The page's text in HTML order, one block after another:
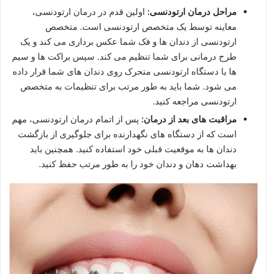
مراحل درمان ارتودنسی: اولین قدم در درمان ارتودنسی،
معاینه توسط یک متخصص ارتودنسی است. متخصص
ارتودنسی از دندان ها و فک شما عکس برداری می کند و یک
طرح درمانی برای شما تنظیم می کند. سپس براکت ها و سیم
ها یا دستگاه ارتودنسی متحرک روی دندان های شما قرار داده
می شود. شما باید به طور مرتب برای تنظیمات به متخصص
ارتودنسی مراجعه کنید.
مراقبت های بعد از درمان: پس از اتمام درمان ارتودنسی، مهم
است که از دستگاه های نگهدارنده برای جلوگیری از بازگشت
دندان ها به موقعیت قبلی خود استفاده کنید. همچنین باید
بهداشت دهان و دندان خود را به طور مرتب حفظ کنید.